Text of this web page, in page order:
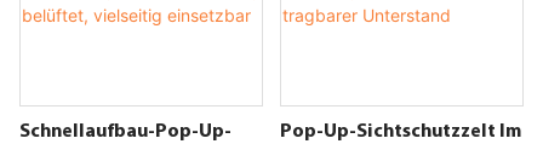
Zelt eignet sich perfekt zum
Moskitonetzfenster für optimale
praktischen und durchdachten
Zelt.
Schnellaufbau-Pop-Up-
Pop-Up-Sichtschutzzelt Im